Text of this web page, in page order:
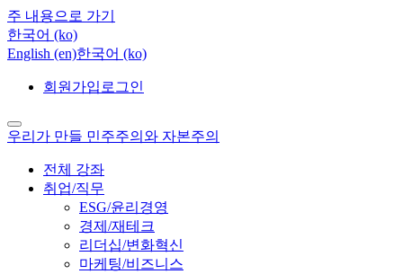
주 내용으로 가기
한국어 ‎(ko)‎
English ‎(en)‎한국어 ‎(ko)‎
회원가입 로그인
우리가 만들 민주주의와 자본주의
전체 강좌
취업/직무
ESG/윤리경영
경제/재테크
리더십/변화혁신
마케팅/비즈니스